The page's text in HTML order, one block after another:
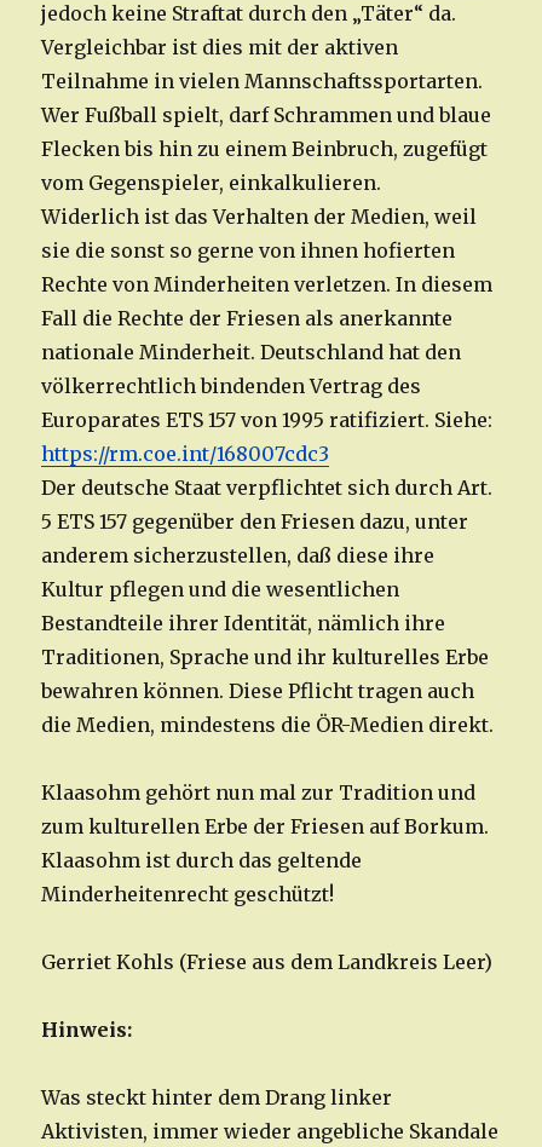
jedoch keine Straftat durch den „Täter“ da.
Vergleichbar ist dies mit der aktiven
Teilnahme in vielen Mannschaftssportarten.
Wer Fußball spielt, darf Schrammen und blaue
Flecken bis hin zu einem Beinbruch, zugefügt
vom Gegenspieler, einkalkulieren.
Widerlich ist das Verhalten der Medien, weil
sie die sonst so gerne von ihnen hofierten
Rechte von Minderheiten verletzen. In diesem
Fall die Rechte der Friesen als anerkannte
nationale Minderheit. Deutschland hat den
völkerrechtlich bindenden Vertrag des
Europarates ETS 157 von 1995 ratifiziert. Siehe:
https://rm.coe.int/168007cdc3
Der deutsche Staat verpflichtet sich durch Art.
5 ETS 157 gegenüber den Friesen dazu, unter
anderem sicherzustellen, daß diese ihre
Kultur pflegen und die wesentlichen
Bestandteile ihrer Identität, nämlich ihre
Traditionen, Sprache und ihr kulturelles Erbe
bewahren können. Diese Pflicht tragen auch
die Medien, mindestens die ÖR-Medien direkt.
Klaasohm gehört nun mal zur Tradition und
zum kulturellen Erbe der Friesen auf Borkum.
Klaasohm ist durch das geltende
Minderheitenrecht geschützt!
Gerriet Kohls (Friese aus dem Landkreis Leer)
Hinweis:
Was steckt hinter dem Drang linker
Aktivisten, immer wieder angebliche Skandale